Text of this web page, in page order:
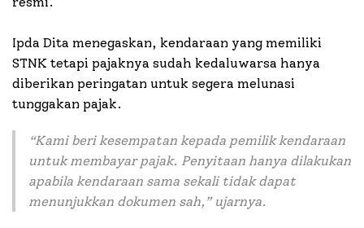
Ipda Dita menegaskan, kendaraan yang memiliki
STNK tetapi pajaknya sudah kedaluwarsa hanya
diberikan peringatan untuk segera melunasi
tunggakan pajak.
“Kami beri kesempatan kepada pemilik kendaraan
untuk membayar pajak. Penyitaan hanya dilakukan
apabila kendaraan sama sekali tidak dapat
menunjukkan dokumen sah,” ujarnya.